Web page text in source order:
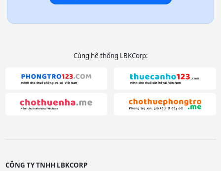
Cùng hệ thống LBKCorp:
CÔNG TY TNHH LBKCORP